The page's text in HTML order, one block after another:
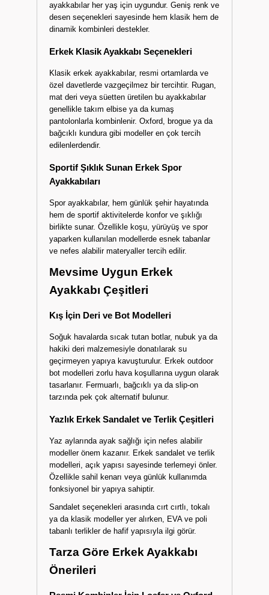
Günlük kombinlere pratik ve şık bir dokunuş
katan erkek ayakkabımodelleri, özellikle nefes
alabilen yapıları ve ergonomik tabanlarıyla dikkat
ayakkabılar her yaş için uygundur. Geniş renk ve
dinamik kombinleri destekler.
Erkek Klasik Ayakkabı Seçenekleri
Klasik erkek ayakkabılar, resmi ortamlarda ve
özel davetlerde vazgeçilmez bir tercihtir. Rugan,
mat deri veya süetten üretilen bu ayakkabılar
pantolonlarla kombinlenir. Oxford, brogue ya da
bağcıklı kundura gibi modeller en çok tercih
Sportif Şıklık Sunan Erkek Spor
Ayakkabıları
Spor ayakkabılar, hem günlük şehir hayatında
birlikte sunar. Özellikle koşu, yürüyüş ve spor
yaparken kullanılan modellerde esnek tabanlar
Mevsime Uygun Erkek
Ayakkabı Çeşitleri
Kış İçin Deri ve Bot Modelleri
Soğuk havalarda sıcak tutan botlar, nubuk ya da
hakiki deri malzemesiyle donatılarak su
bot modelleri zorlu hava koşullarına uygun olarak
tarzında pek çok alternatif bulunur.
Yazlık Erkek Sandalet ve Terlik Çeşitleri
Yaz aylarında ayak sağlığı için nefes alabilir
modeller önem kazanır. Erkek sandalet ve terlik
modelleri, açık yapısı sayesinde terlemeyi önler.
Özellikle sahil kenarı veya günlük kullanımda
Sandalet seçenekleri arasında cırt cırtlı, tokalı
ya da klasik modeller yer alırken, EVA ve poli